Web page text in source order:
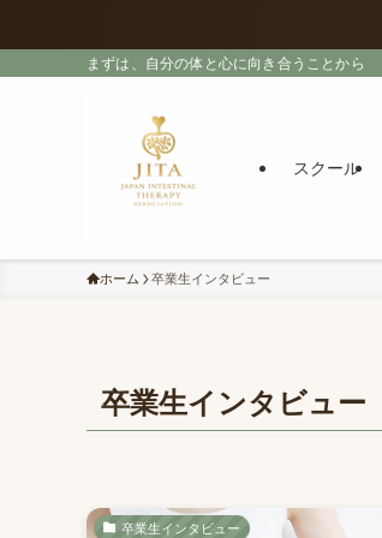
まずは、自分の体と心に向き合うことから
スクール
ホーム 卒業生インタビュー
卒業生インタビュー
卒業生インタビュー